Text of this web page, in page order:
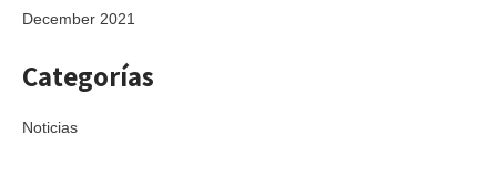
December 2021
Categorías
Noticias